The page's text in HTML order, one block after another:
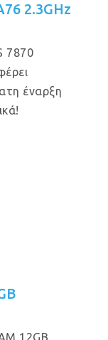
2.3GHz
7870
έναρξη
12GB,